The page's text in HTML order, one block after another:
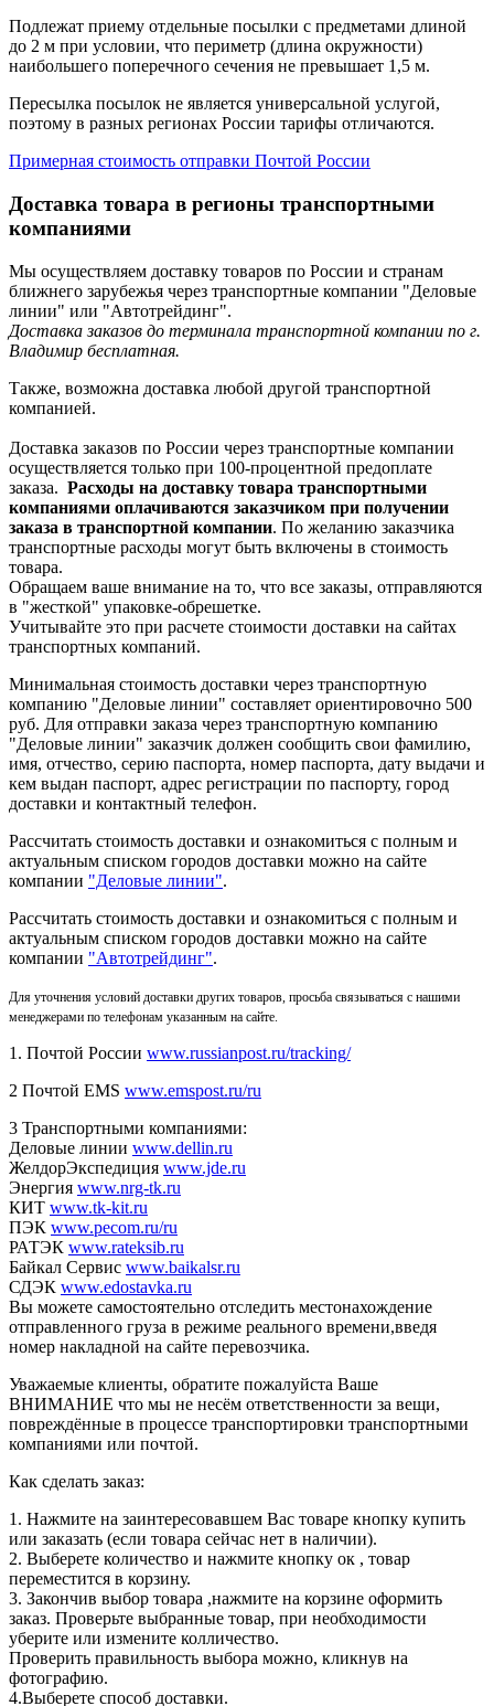
Подлежат приему отдельные посылки с предметами длиной
до 2 м при условии, что периметр (длина окружности)
наибольшего поперечного сечения не превышает 1,5 м.
Пересылка посылок не является универсальной услугой,
поэтому в разных регионах России тарифы отличаются.
Примерная стоимость отправки Почтой России
Доставка товара в регионы транспортными
компаниями
Мы осуществляем доставку товаров по России и странам
ближнего зарубежья через транспортные компании "Деловые
линии" или "Автотрейдинг".
Доставка заказов до терминала транспортной компании по г.
Владимир бесплатная.
Также, возможна доставка любой другой транспортной
компанией.
Доставка заказов по России через транспортные компании
осуществляется только при 100-процентной предоплате
заказа. Расходы на доставку товара транспортными
компаниями оплачиваются заказчиком при получении
заказа в транспортной компании. По желанию заказчика
транспортные расходы могут быть включены в стоимость
товара.
Обращаем ваше внимание на то, что все заказы, отправляются
в "жесткой" упаковке-обрешетке.
Учитывайте это при расчете стоимости доставки на сайтах
транспортных компаний.
Минимальная стоимость доставки через транспортную
компанию "Деловые линии" составляет ориентировочно 500
руб. Для отправки заказа через транспортную компанию
"Деловые линии" заказчик должен сообщить свои фамилию,
имя, отчество, серию паспорта, номер паспорта, дату выдачи и
кем выдан паспорт, адрес регистрации по паспорту, город
доставки и контактный телефон.
Рассчитать стоимость доставки и ознакомиться с полным и
актуальным списком городов доставки можно на сайте
компании "Деловые линии".
Рассчитать стоимость доставки и ознакомиться с полным и
актуальным списком городов доставки можно на сайте
компании "Автотрейдинг".
Для уточнения условий доставки других товаров, просьба связываться с нашими
менеджерами по телефонам указанным на сайте.
1. Почтой России www.russianpost.ru/tracking/
2 Почтой EMS www.emspost.ru/ru
3 Транспортными компаниями:
Деловые линии www.dellin.ru
ЖелдорЭкспедиция www.jde.ru
Энергия www.nrg-tk.ru
КИТ www.tk-kit.ru
ПЭК www.pecom.ru/ru
РАТЭК www.rateksib.ru
Байкал Сервис www.baikalsr.ru
СДЭК www.edostavka.ru
Вы можете самостоятельно отследить местонахождение
отправленного груза в режиме реального времени,введя
номер накладной на сайте перевозчика.
Уважаемые клиенты, обратите пожалуйста Ваше
ВНИМАНИЕ что мы не несём ответственности за вещи,
повреждённые в процессе транспортировки транспортными
компаниями или почтой.
Как сделать заказ:
1. Нажмите на заинтересовавшем Вас товаре кнопку купить
или заказать (если товара сейчас нет в наличии).
2. Выберете количество и нажмите кнопку ок , товар
переместится в корзину.
3. Закончив выбор товара ,нажмите на корзине оформить
заказ. Проверьте выбранные товар, при необходимости
уберите или измените колличество.
Проверить правильность выбора можно, кликнув на
фотографию.
4.Выберете способ доставки.